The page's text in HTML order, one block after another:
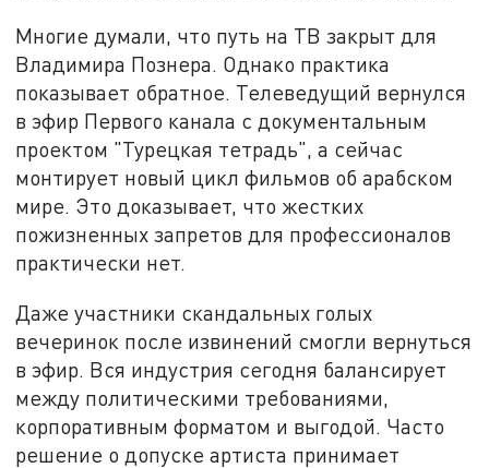
Многие думали, что путь на ТВ закрыт для
Владимира Познера. Однако практика
показывает обратное. Телеведущий вернулся
в эфир Первого канала с документальным
проектом "Турецкая тетрадь", а сейчас
монтирует новый цикл фильмов об арабском
мире. Это доказывает, что жестких
пожизненных запретов для профессионалов
практически нет.
Даже участники скандальных голых
вечеринок после извинений смогли вернуться
в эфир. Вся индустрия сегодня балансирует
между политическими требованиями,
корпоративным форматом и выгодой. Часто
решение о допуске артиста принимает